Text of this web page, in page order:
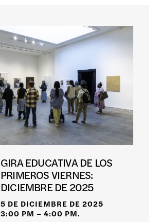
GIRA EDUCATIVA DE LOS
PRIMEROS VIERNES:
DICIEMBRE DE 2025
5 DE DICIEMBRE DE 2025
3:00 PM – 4:00 PM.